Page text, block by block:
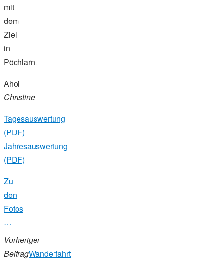
mit
dem
Ziel
in
Pöchlarn.
Ahoi
Christine
Tagesauswertung
(PDF)
Jahresauswertung
(PDF)
Zu
den
Fotos
…
Vorheriger
BeitragWanderfahrt